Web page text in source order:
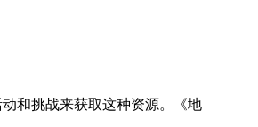
和挑战来获取这种资源。《地